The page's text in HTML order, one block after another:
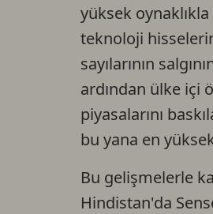
yüksek
teknoloji
sayılarının
ardından ülke içi
piyasalarını
bu yana en
Bu gelişmelerle
Hindistan'da